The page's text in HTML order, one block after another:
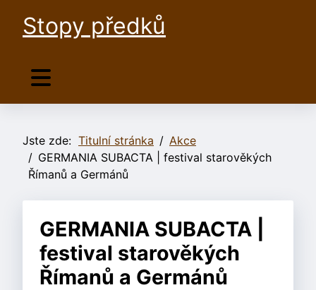
Stopy předků
Jste zde: Titulní stránka
Akce
GERMANIA SUBACTA | festival starověkých
Římanů a Germánů
GERMANIA SUBACTA |
festival starověkých
Římanů a Germánů